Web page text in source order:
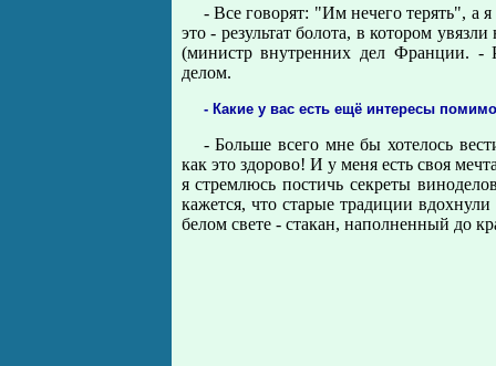
- Все говорят: "Им нечего терять", а
это - результат болота, в котором
(министр внутренних дел Франции. -
делом.
- Какие у вас есть ещё интересы
- Больше всего мне бы хотелось
как это здорово! И у меня есть своя
я стремлюсь постичь секреты
кажется, что старые традиции
белом свете - стакан, наполненный до